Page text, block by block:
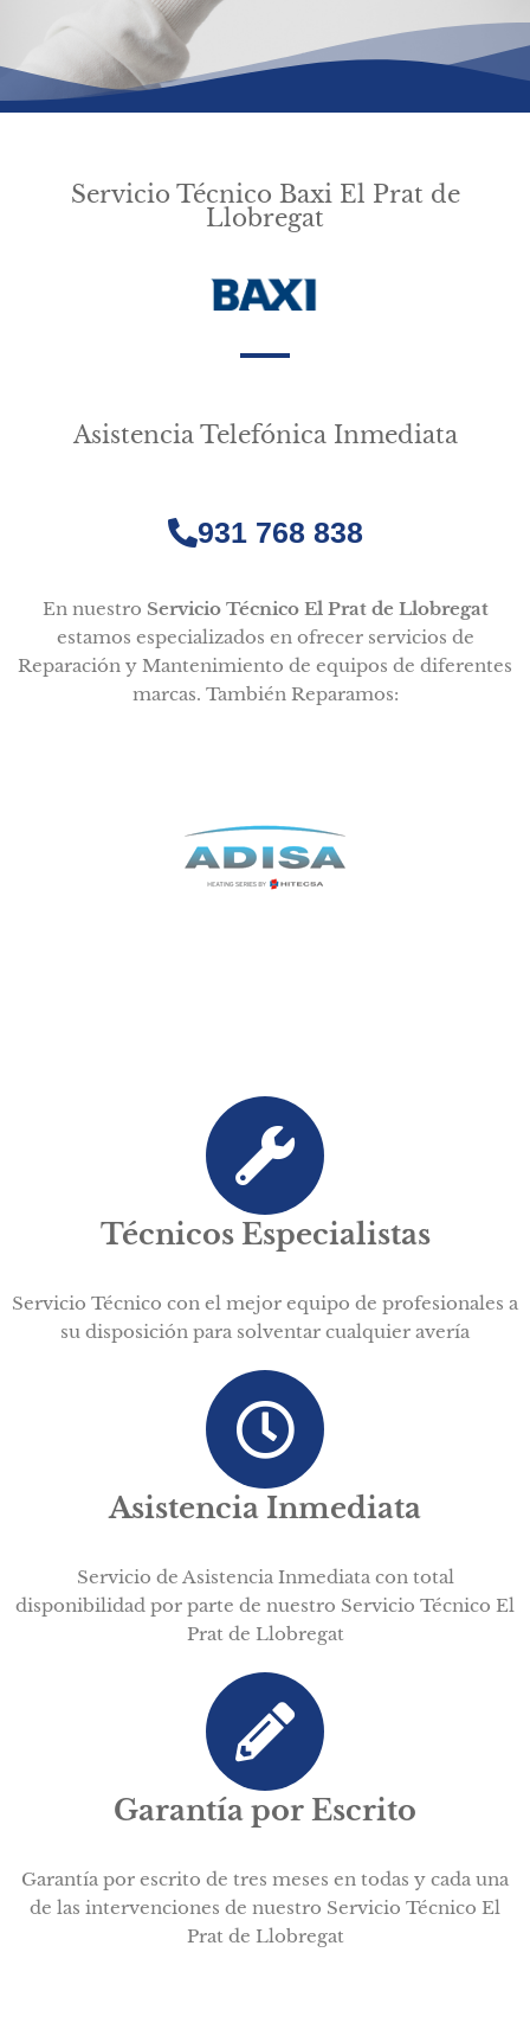
Servicio Técnico Baxi El Prat de
Llobregat
Asistencia Telefónica Inmediata
931 768 838
En nuestro Servicio Técnico El Prat de Llobregat
estamos especializados en ofrecer servicios de
Reparación y Mantenimiento de equipos de diferentes
marcas. También Reparamos:
Técnicos Especialistas
Servicio Técnico con el mejor equipo de profesionales a
su disposición para solventar cualquier avería
Asistencia Inmediata
Servicio de Asistencia Inmediata con total
disponibilidad por parte de nuestro Servicio Técnico El
Prat de Llobregat
Garantía por Escrito
Garantía por escrito de tres meses en todas y cada una
de las intervenciones de nuestro Servicio Técnico El
Prat de Llobregat